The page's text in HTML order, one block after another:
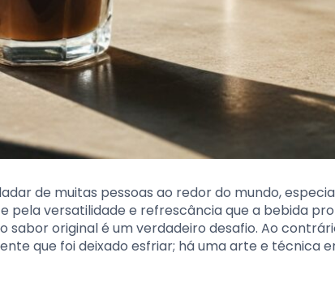
de muitas pessoas ao redor do mundo,
pela versatilidade e refrescância que a bebida
original é um verdadeiro desafio. Ao
que foi deixado esfriar; há uma arte e técnica